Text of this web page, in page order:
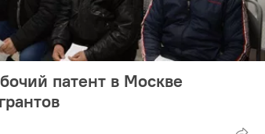
патент в Москве